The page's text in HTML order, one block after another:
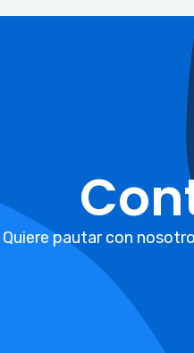
Quiere pautar con